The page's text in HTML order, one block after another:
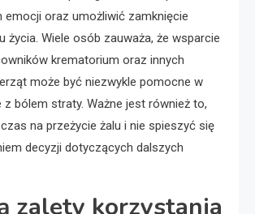
emocji oraz umożliwić zamknięcie
życia. Wiele osób zauważa, że wsparcie
krematorium oraz innych
może być niezwykle pomocne w
z bólem straty. Ważne jest również to,
na przeżycie żalu i nie spieszyć się
decyzji dotyczących dalszych
zalety korzystania